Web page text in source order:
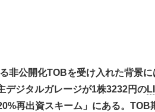
非公開化TOBを受け入れた背景
デジタルガレージが1株3232円の
再出資スキーム」にある。TOB